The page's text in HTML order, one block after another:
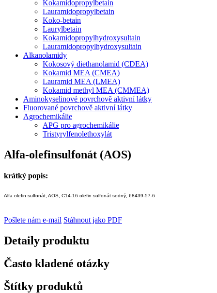
Kokamidopropylbetain
Lauramidopropylbetain
Koko-betain
Laurylbetain
Kokamidopropylhydroxysultain
Lauramidopropylhydroxysultain
Alkanolamidy
Kokosový diethanolamid (CDEA)
Kokamid MEA (CMEA)
Lauramid MEA (LMEA)
Kokamid methyl MEA (CMMEA)
Aminokyselinové povrchově aktivní látky
Fluorované povrchově aktivní látky
Agrochemikálie
APG pro agrochemikálie
Tristyrylfenolethoxylát
Alfa-olefinsulfonát (AOS)
krátký popis:
Alfa olefin sulfonát, AOS, C14-16 olefin sulfonát sodný, 68439-57-6
Pošlete nám e-mail Stáhnout jako PDF
Detaily produktu
Často kladené otázky
Štítky produktů